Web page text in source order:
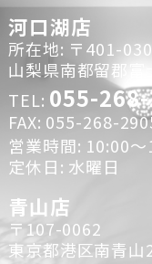
河口湖店
所在地: 〒401-
山梨県南都留郡
TEL: 055-
FAX: 055-268-
営業時間: 10:00～
定休日: 水曜日
青山店
〒107-0062
東京都港区南青